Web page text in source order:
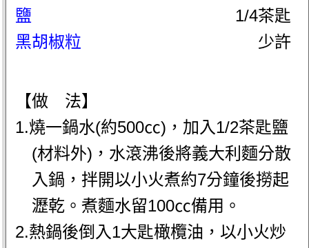
鹽
1/4茶匙
黑胡椒粒
少許
【做 法】
1.燒一鍋水(約500㏄)，加入1/2茶匙鹽
(材料外)，水滾沸後將義大利麵分散
入鍋，拌開以小火煮約7分鐘後撈起
瀝乾。煮麵水留100㏄備用。
2.熱鍋後倒入1大匙橄欖油，以小火炒